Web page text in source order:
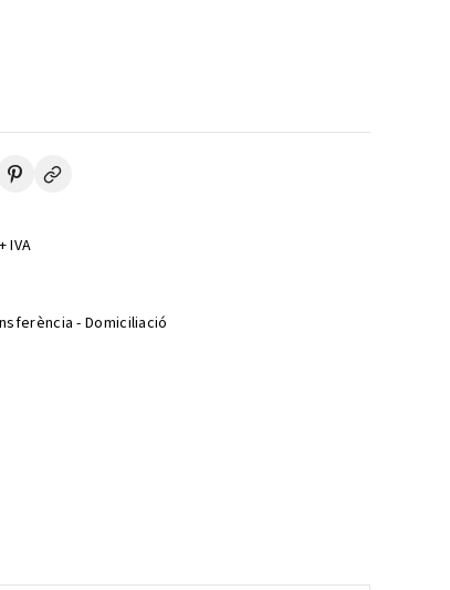
IVA
- Domiciliació